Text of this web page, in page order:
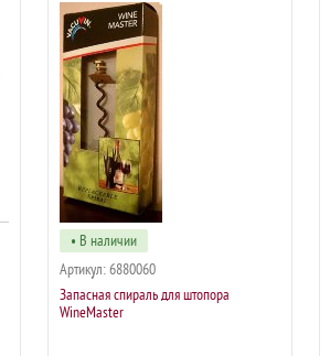
• В наличии
Артикул: 6880060
Запасная спираль для штопора
WineMaster